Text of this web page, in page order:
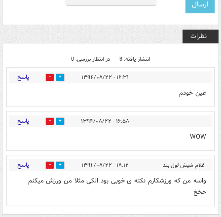
نظرات
انتشار یافته: 3 در انتظار بررسی: 0
۱۶:۳۱ - ۱۳۹۴/۰۸/۲۲ 1 پاسخ
عین خودم
۱۶:۵۸ - ۱۳۹۴/۰۸/۲۲ 0 پاسخ
WOW
غلام شیش لول بند ۱۸:۱۲ - ۱۳۹۴/۰۸/۲۲ 1 پاسخ
واسه من که ورزشکارم نکته ی خوبی بود الکی مثلا من ورزش میکنم
خخخ